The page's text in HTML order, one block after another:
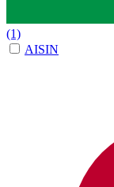
(1)
AISIN